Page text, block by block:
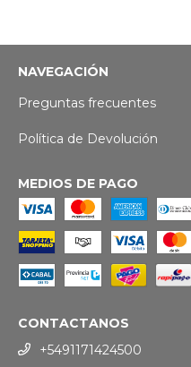
NAVEGACIÓN
Preguntas frecuentes
Política de Devolución
MEDIOS DE PAGO
CONTACTANOS
+5491171424500